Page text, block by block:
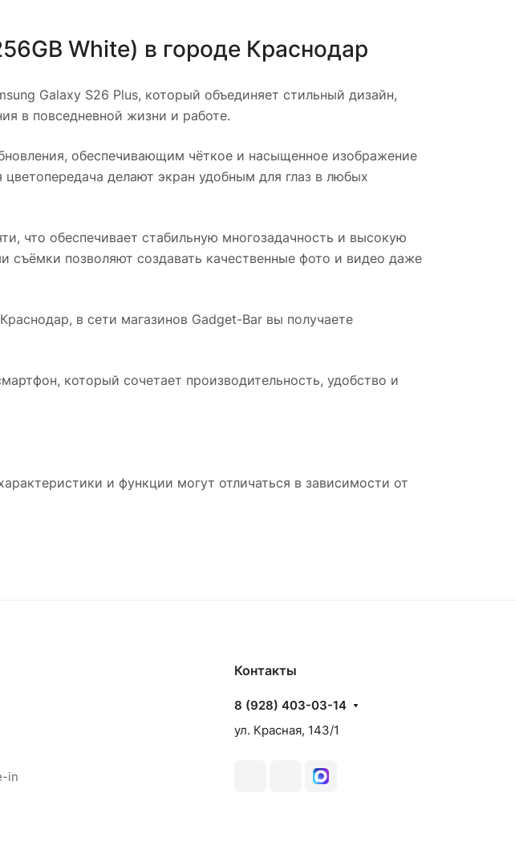
White) в городе Краснодар
Galaxy S26 Plus, который объединяет стильный дизайн,
в повседневной жизни и работе.
обеспечивающим чёткое и насыщенное изображение
делают экран удобным для глаз в любых
что обеспечивает стабильную многозадачность и высокую
позволяют создавать качественные фото и видео даже
Краснодар, в сети магазинов Gadget-Bar вы получаете
который сочетает производительность, удобство и
и функции могут отличаться в зависимости от
in
Контакты
8 (928) 403-03-14
ул. Красная, 143/1